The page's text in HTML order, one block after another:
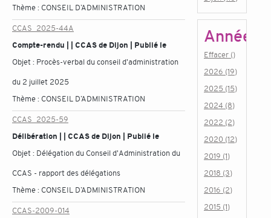
Thème : CONSEIL D’ADMINISTRATION
CCAS_2025-44A
Compte-rendu | | CCAS de Dijon | Publié le
Objet : Procès-verbal du conseil d'administration
du 2 juillet 2025
Thème : CONSEIL D’ADMINISTRATION
CCAS_2025-59
Délibération | | CCAS de Dijon | Publié le
Objet : Délégation du Conseil d'Administration du
CCAS - rapport des délégations
Thème : CONSEIL D’ADMINISTRATION
CCAS-2009-014
Année
Effacer ()
2026 (19)
2025 (15)
2024 (8)
2022 (2)
2020 (12)
2019 (1)
2018 (3)
2016 (2)
2015 (1)